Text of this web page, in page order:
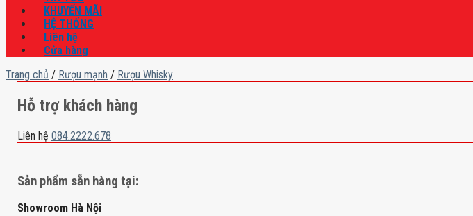
KHUYẾN MÃI
HỆ THỐNG
Liên hệ
Cửa hàng
Trang chủ / Rượu mạnh / Rượu Whisky
Hỗ trợ khách hàng
Liên hệ 084.2222.678
Sản phẩm sẵn hàng tại:
Showroom Hà Nội